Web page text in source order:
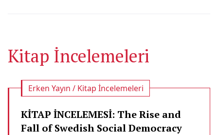
Kitap İncelemeleri
Erken Yayın / Kitap İncelemeleri
KİTAP İNCELEMESİ: The Rise and
Fall of Swedish Social Democracy